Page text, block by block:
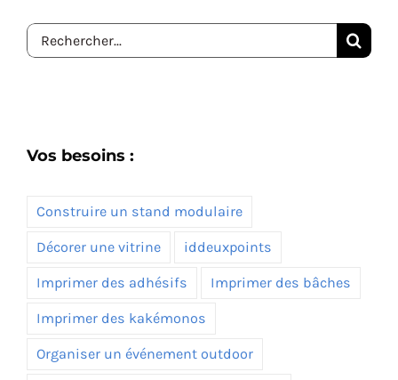
Rechercher:
Vos besoins :
Construire un stand modulaire
Décorer une vitrine iddeuxpoints
Imprimer des adhésifs Imprimer des bâches
Imprimer des kakémonos
Organiser un événement outdoor